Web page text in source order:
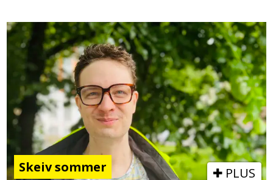
Skeiv sommer PLUS